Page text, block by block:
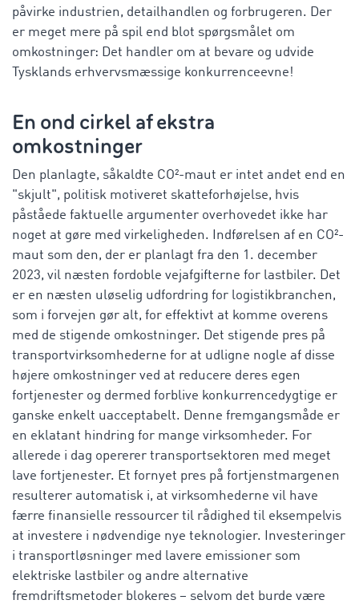
påvirke industrien, detailhandlen og forbrugeren. Der
er meget mere på spil end blot spørgsmålet om
omkostninger: Det handler om at bevare og udvide
Tysklands erhvervsmæssige konkurrenceevne!
En ond cirkel af ekstra
omkostninger
Den planlagte, såkaldte CO²-maut er intet andet end en
"skjult", politisk motiveret skatteforhøjelse, hvis
påståede faktuelle argumenter overhovedet ikke har
noget at gøre med virkeligheden. Indførelsen af en CO²-
maut som den, der er planlagt fra den 1. december
2023, vil næsten fordoble vejafgifterne for lastbiler. Det
er en næsten uløselig udfordring for logistikbranchen,
som i forvejen gør alt, for effektivt at komme overens
med de stigende omkostninger. Det stigende pres på
transportvirksomhederne for at udligne nogle af disse
højere omkostninger ved at reducere deres egen
fortjenester og dermed forblive konkurrencedygtige er
ganske enkelt uacceptabelt. Denne fremgangsmåde er
en eklatant hindring for mange virksomheder. For
allerede i dag opererer transportsektoren med meget
lave fortjenester. Et fornyet pres på fortjenstmargenen
resulterer automatisk i, at virksomhederne vil have
færre finansielle ressourcer til rådighed til eksempelvis
at investere i nødvendige nye teknologier. Investeringer
i transportløsninger med lavere emissioner som
elektriske lastbiler og andre alternative
fremdriftsmetoder blokeres – selvom det burde være